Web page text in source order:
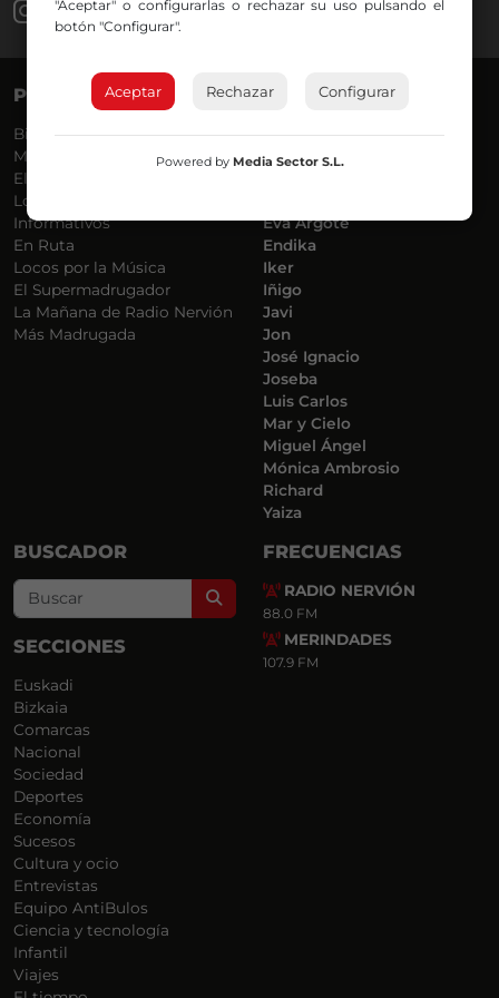
PROGRAMAS
Bilbosport
Más Música
El Madrugador
Lo Más Nuevo
Informativos
En Ruta
Locos por la Música
El Supermadrugador
La Mañana de Radio Nervión
Más Madrugada
VOCES
Agurtzane
Belén Ollero
Eva Argote
Endika
Iker
Iñigo
Javi
Jon
José Ignacio
Joseba
Luis Carlos
Mar y Cielo
Miguel Ángel
Mónica Ambrosio
Richard
Yaiza
BUSCADOR
Search
SECCIONES
Euskadi
Bizkaia
Comarcas
Nacional
Sociedad
Deportes
Economía
Sucesos
Cultura y ocio
Entrevistas
Equipo AntiBulos
Ciencia y tecnología
Infantil
Viajes
FRECUENCIAS
RADIO NERVIÓN
88.0 FM
MERINDADES
107.9 FM
"Aceptar" o configurarlas o rechazar su uso pulsando el
botón "Configurar".
Aceptar Rechazar Configurar
Powered by Media Sector S.L.